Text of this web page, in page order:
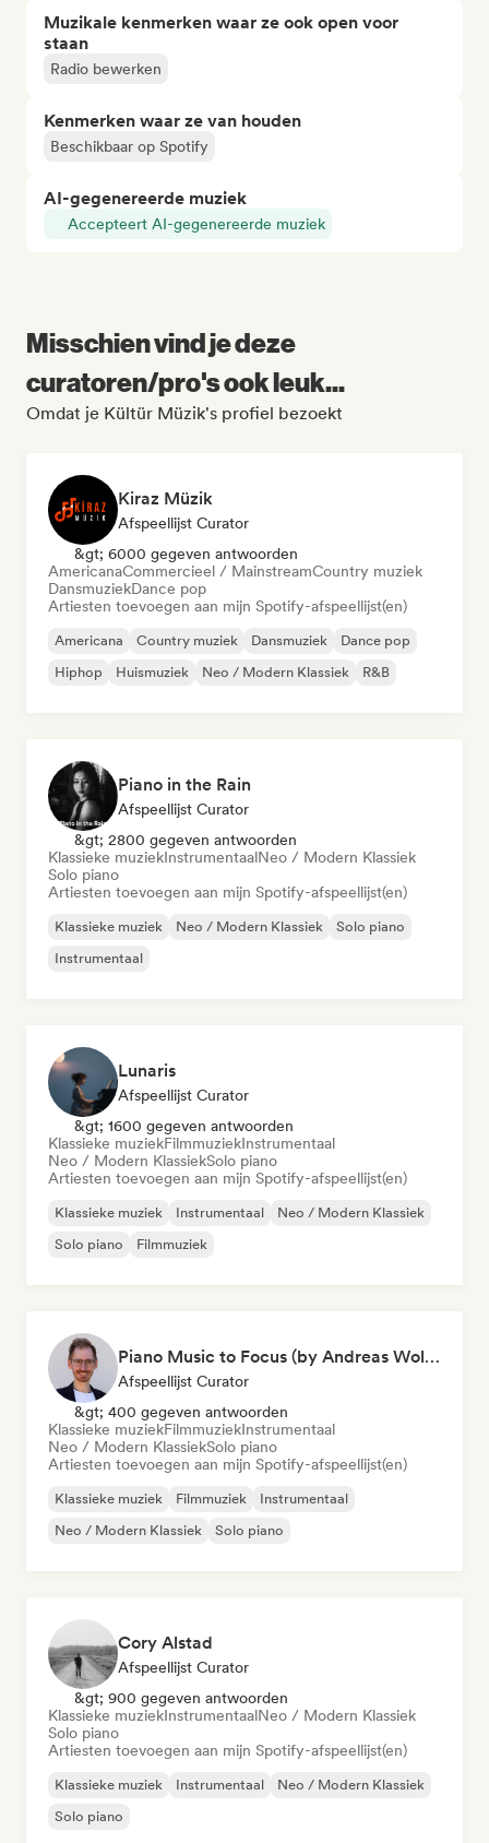
Muzikale kenmerken waar ze ook open voor
staan
Radio bewerken
Kenmerken waar ze van houden
Beschikbaar op Spotify
AI-gegenereerde muziek
Accepteert AI-gegenereerde muziek
Misschien vind je deze
curatoren/pro's ook leuk...
Omdat je Kültür Müzik's profiel bezoekt
Kiraz Müzik
Afspeellijst Curator
&gt; 6000 gegeven antwoorden
AmericanaCommercieel / MainstreamCountry muziek
DansmuziekDance pop
Artiesten toevoegen aan mijn Spotify-afspeellijst(en)
Americana Country muziek Dansmuziek
Dance pop
Hiphop
Huismuziek Neo / Modern Klassiek R&B
Piano in the Rain
Afspeellijst Curator
&gt; 2800 gegeven antwoorden
Klassieke muziekInstrumentaalNeo / Modern Klassiek
Solo piano
Artiesten toevoegen aan mijn Spotify-afspeellijst(en)
Klassieke muziek Neo / Modern Klassiek
Solo piano
Instrumentaal
Lunaris
Afspeellijst Curator
&gt; 1600 gegeven antwoorden
Klassieke muziekFilmmuziekInstrumentaal
Neo / Modern KlassiekSolo piano
Artiesten toevoegen aan mijn Spotify-afspeellijst(en)
Klassieke muziek Instrumentaal
Neo / Modern Klassiek
Solo piano
Filmmuziek
Piano Music to Focus (by Andreas Wolff)
Afspeellijst Curator
&gt; 400 gegeven antwoorden
Klassieke muziekFilmmuziekInstrumentaal
Neo / Modern KlassiekSolo piano
Artiesten toevoegen aan mijn Spotify-afspeellijst(en)
Klassieke muziek Filmmuziek
Instrumentaal
Neo / Modern Klassiek
Solo piano
Cory Alstad
Afspeellijst Curator
&gt; 900 gegeven antwoorden
Klassieke muziekInstrumentaalNeo / Modern Klassiek
Solo piano
Artiesten toevoegen aan mijn Spotify-afspeellijst(en)
Klassieke muziek Instrumentaal
Neo / Modern Klassiek
Solo piano